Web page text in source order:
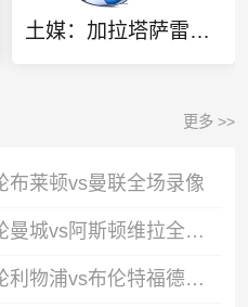
土媒：加拉塔萨雷关注切尔西前锋埃梅加，已采取行动尝试签下球员
更多 >>
布莱顿vs曼联全场录像
05月25日英超第38轮曼城vs阿斯顿维拉全场录像
05月25日英超第38轮利物浦vs布伦特福德全场录像